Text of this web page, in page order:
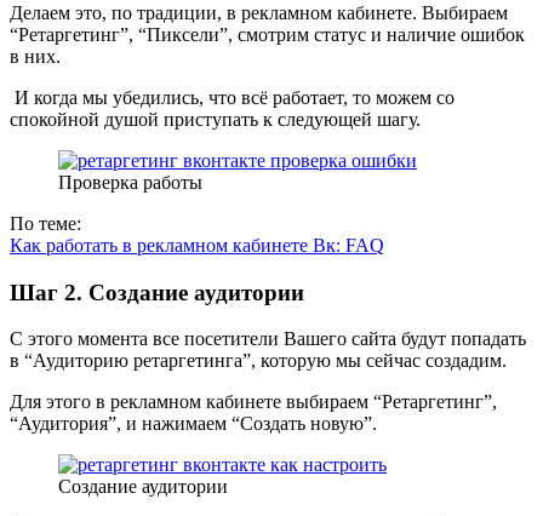
Делаем это, по традиции, в рекламном кабинете. Выбираем
“Ретаргетинг”, “Пиксели”, смотрим статус и наличие ошибок
в них.
И когда мы убедились, что всё работает, то можем со
спокойной душой приступать к следующей шагу.
Проверка работы
По теме:
Как работать в рекламном кабинете Вк: FAQ
Шаг 2. Создание аудитории
С этого момента все посетители Вашего сайта будут попадать
в “Аудиторию ретаргетинга”, которую мы сейчас создадим.
Для этого в рекламном кабинете выбираем “Ретаргетинг”,
“Аудитория”, и нажимаем “Создать новую”.
Создание аудитории